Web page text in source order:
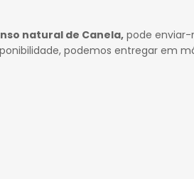
natural de Canela, pode enviar-
podemos entregar em